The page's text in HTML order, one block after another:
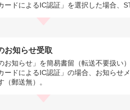
ードによるIC認証」を選択した場合
お知らせ受取
お知らせ」を簡易書留（転送不要扱い
ードによるIC認証」の場合、お知らせ
（郵送無）。